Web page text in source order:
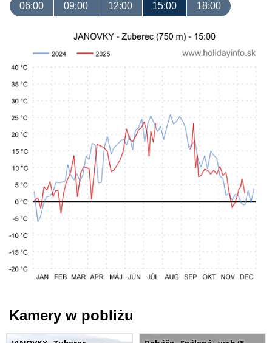
06:00 09:00 12:00 15:00 18:00
Kamery w pobliżu